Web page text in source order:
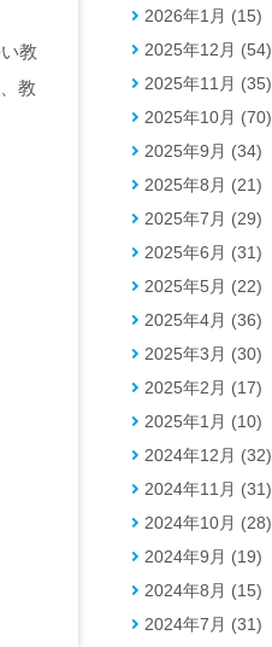
教
教
2026年1月 (15)
2025年12月 (54)
2025年11月 (35)
2025年10月 (70)
2025年9月 (34)
2025年8月 (21)
2025年7月 (29)
2025年6月 (31)
2025年5月 (22)
2025年4月 (36)
2025年3月 (30)
2025年2月 (17)
2025年1月 (10)
2024年12月 (32)
2024年11月 (31)
2024年10月 (28)
2024年9月 (19)
2024年8月 (15)
2024年7月 (31)